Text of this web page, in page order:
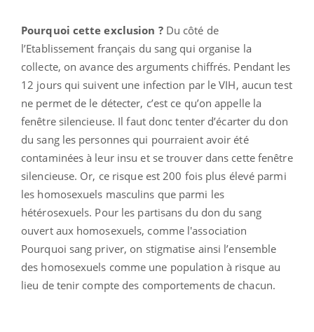
Pourquoi cette exclusion ? Du côté de
l’Etablissement français du sang qui organise la
collecte, on avance des arguments chiffrés. Pendant les
12 jours qui suivent une infection par le VIH, aucun test
ne permet de le détecter, c’est ce qu’on appelle la
fenêtre silencieuse. Il faut donc tenter d’écarter du don
du sang les personnes qui pourraient avoir été
contaminées à leur insu et se trouver dans cette fenêtre
silencieuse. Or, ce risque est 200 fois plus élevé parmi
les homosexuels masculins que parmi les
hétérosexuels. Pour les partisans du don du sang
ouvert aux homosexuels, comme l'association
Pourquoi sang priver, on stigmatise ainsi l’ensemble
des homosexuels comme une population à risque au
lieu de tenir compte des comportements de chacun.